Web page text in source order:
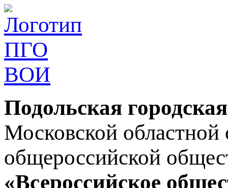
Подольская
Московской областной
общероссийской
«Всероссийское